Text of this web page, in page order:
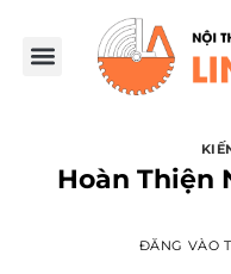
Hoàn Thiện
ĐĂNG VÀO